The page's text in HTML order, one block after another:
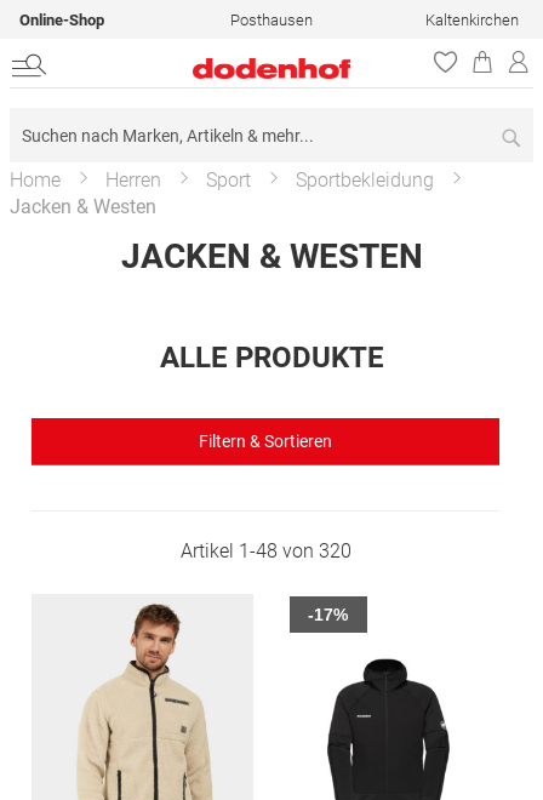
Online-Shop Posthausen Kaltenkirchen
Home Herren Sport
Sportbekleidung
Jacken & Westen
JACKEN & WESTEN
ALLE PRODUKTE
Filtern & Sortieren
Artikel 1-48 von 320
-17%